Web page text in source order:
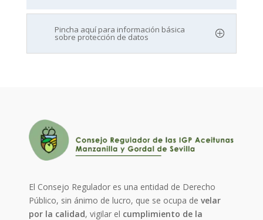
Pincha aquí para información básica
sobre protección de datos
El Consejo Regulador es una entidad de Derecho
Público, sin ánimo de lucro, que se ocupa develar
por la calidad, vigilar el cumplimiento de la